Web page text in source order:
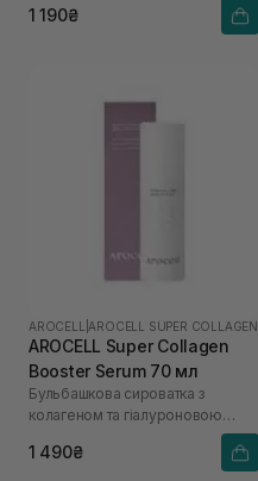
1 190₴
AROCELL AROCELL SUPER COLLAGEN
AROCELL Super Collagen
Booster Serum 70 мл
Бульбашкова сироватка з
колагеном та гіалуроновою
1 490₴